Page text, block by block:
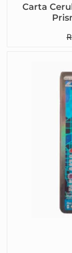
Carta